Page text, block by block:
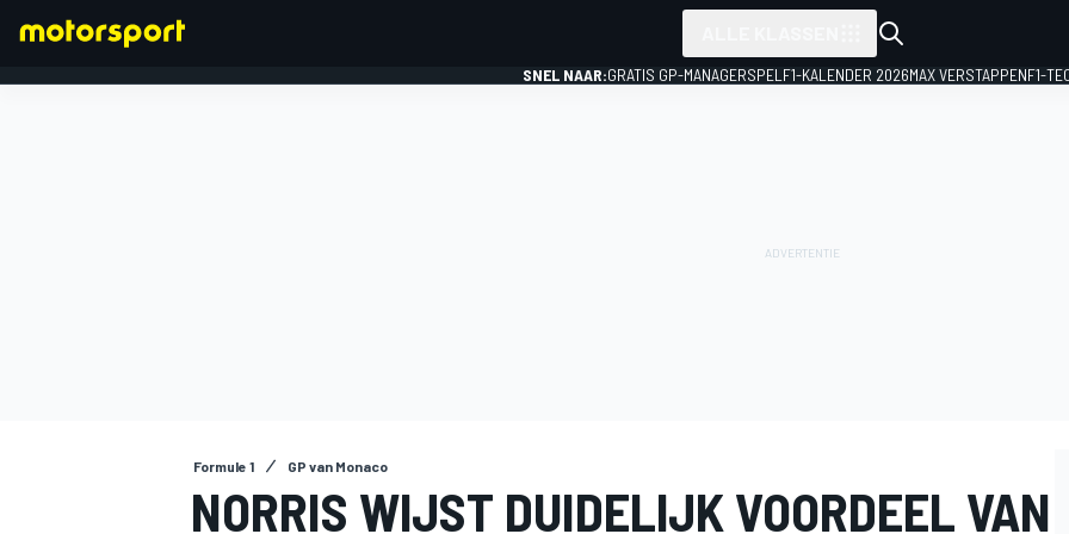
SNEL NAAR:GRATIS GP-MANAGERSPEL F1-KALENDER 2026MAX VERSTAPPENF1-
Formule 1 GP van Monaco
NORRIS WIJST DUIDELIJK VOORDEEL VAN